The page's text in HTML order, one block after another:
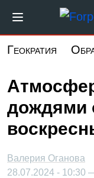
основному
Геократия
дождями
Валерия Оганова
28.07.2024 - 10:30